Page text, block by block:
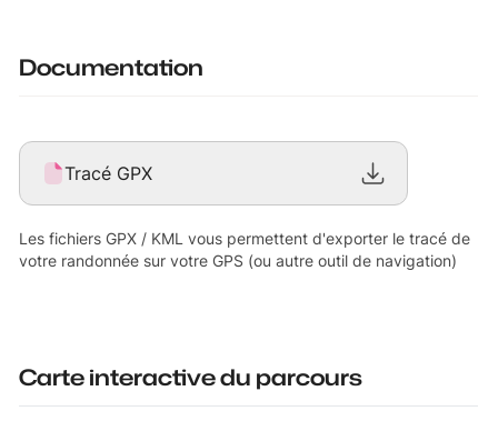
Documentation
Tracé GPX
Les fichiers GPX / KML vous permettent d'exporter le tracé de
votre randonnée sur votre GPS (ou autre outil de navigation)
Carte interactive du parcours